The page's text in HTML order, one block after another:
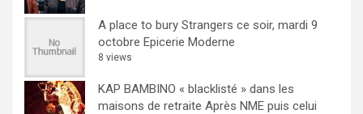
A place to bury Strangers ce soir, mardi 9
octobre Epicerie Moderne
8 views
KAP BAMBINO « blacklisté » dans les
maisons de retraite Après NME puis celui